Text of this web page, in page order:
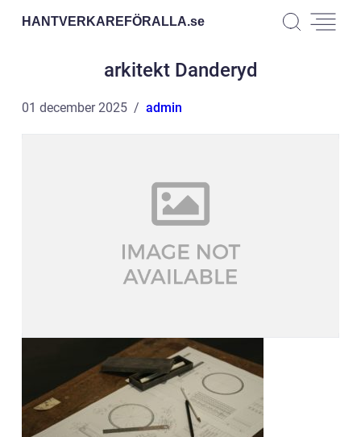
HANTVERKAREFÖRALLA.se
arkitekt Danderyd
01 december 2025 admin